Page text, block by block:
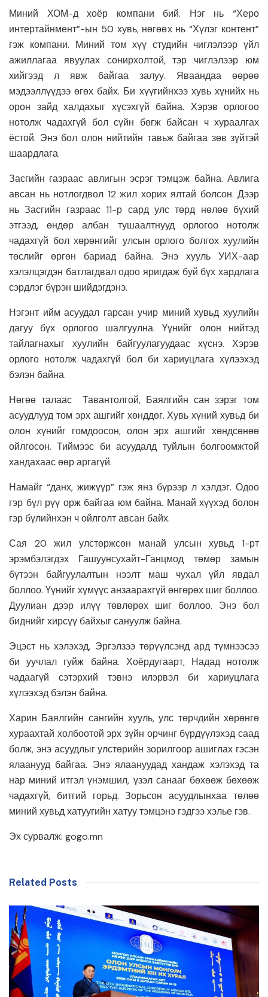
Миний ХОМ-д хоёр компани бий. Нэг нь “Херо
интертайнмент”-ын 50 хувь, нөгөөх нь “Хүлэг контент”
гэж компани. Миний том хүү студийн чиглэлээр үйл
ажиллагаа явуулах сонирхолтой, тэр чиглэлээр юм
хийгээд л явж байгаа залуу. Яваандаа өөрөө
мэдээллүүдээ өгөх байх. Би хүүгийнхээ хувь хүнийх нь
орон зайд халдахыг хүсэхгүй байна. Хэрэв орлогоо
нотолж чадахгүй бол сүйн бөгж байсан ч хураалгах
ёстой. Энэ бол олон нийтийн тавьж байгаа зөв зүйтэй
шаардлага.
Засгийн газраас авлигын эсрэг тэмцэж байна. Авлига
авсан нь нотлогдвол 12 жил хорих ялтай болсон. Дээр
нь Засгийн газраас 11-р сард улс төрд нөлөө бүхий
этгээд, өндөр албан тушаалтнууд орлогоо нотолж
чадахгүй бол хөрөнгийг улсын орлого болгох хуулийн
төслийг өргөн бариад байна. Энэ хууль УИХ-аар
хэлэлцэгдэн батлагдвал одоо яригдаж буй бүх хардлага
сэрдлэг бүрэн шийдэгдэнэ.
Нэгэнт ийм асуудал гарсан учир миний хувьд хуулийн
дагуу бүх орлогоо шалгуулна. Үүнийг олон нийтэд
тайлагнахыг хуулийн байгуулагуудаас хүснэ. Хэрэв
орлого нотолж чадахгүй бол би хариуцлага хүлээхэд
бэлэн байна.
Нөгөө талаас Тавантолгой, Баялгийн сан зэрэг том
асуудлууд том эрх ашгийг хөнддөг. Хувь хүний хувьд би
олон хүнийг гомдоосон, олон эрх ашгийг хөндсөнөө
ойлгосон. Тиймээс би асуудалд туйлын болгоомжтой
хандахаас өөр аргагүй.
Намайг “данх, жижүүр” гэж янз бүрээр л хэлдэг. Одоо
гэр бүл рүү орж байгаа юм байна. Манай хүүхэд болон
гэр бүлийнхэн ч ойлголт авсан байх.
Сая 20 жил улстөржсөн манай улсын хувьд 1-рт
эрэмбэлэгдэх Гашуунсухайт-Ганцмод төмөр замын
бүтээн байгуулалтын нээлт маш чухал үйл явдал
боллоо. Үүнийг хүмүүс анзаарахгүй өнгөрөх шиг боллоо.
Дуулиан дээр илүү төвлөрөх шиг боллоо. Энэ бол
биднийг хирсүү байхыг сануулж байна.
Эцэст нь хэлэхэд, Эргэлзээ төрүүлсэнд ард түмнээсээ
би уучлал гуйж байна. Хоёрдугаарт, Надад нотолж
чадаагүй сэтэрхий тэвнэ илэрвэл би хариуцлага
хүлээхэд бэлэн байна.
Харин Баялгийн сангийн хууль, улс төрчдийн хөрөнгө
хураахтай холбоотой эрх зүйн орчинг бүрдүүлэхэд саад
болж, энэ асуудлыг улстөрийн зорилгоор ашиглах гэсэн
ялаанууд байгаа. Энэ ялаануудад хандаж хэлэхэд та
нар миний итгэл үнэмшил, үзэл санааг бөхөөж бөхөөж
чадахгүй, битгий горьд. Зорьсон асуудлынхаа төлөө
миний хувьд хатуугийн хатуу тэмцэнэ гэдгээ хэлье гэв.
Эх сурвалж: gogo.mn
Related Posts